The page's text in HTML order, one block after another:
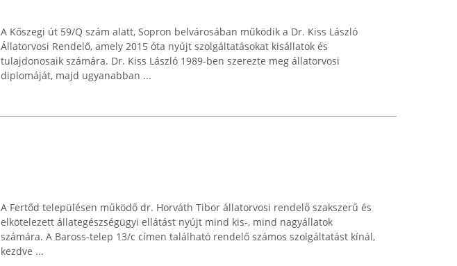
A Kőszegi út 59/Q szám alatt, Sopron belvárosában működik a Dr. Kiss László
Állatorvosi Rendelő, amely 2015 óta nyújt szolgáltatásokat kisállatok és
tulajdonosaik számára. Dr. Kiss László 1989-ben szerezte meg állatorvosi
diplomáját, majd ugyanabban ...
A Fertőd településen működő dr. Horváth Tibor állatorvosi rendelő szakszerű és
elkötelezett állategészségügyi ellátást nyújt mind kis-, mind nagyállatok
számára. A Baross-telep 13/c címen található rendelő számos szolgáltatást kínál,
kezdve ...